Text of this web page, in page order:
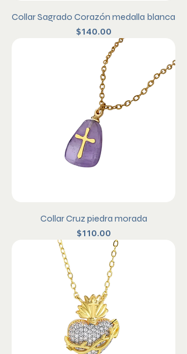
Collar Sagrado Corazón medalla blanca
Precio
$140.00
Collar Cruz piedra morada
Precio
$110.00